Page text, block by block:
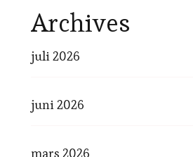
Archives
juli 2026
juni 2026
mars 2026